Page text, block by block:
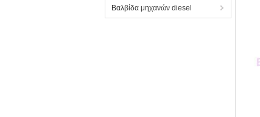
Βαλβίδα μηχανών diesel